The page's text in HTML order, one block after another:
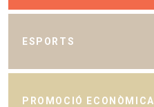
ESPORTS
PROMOCIÓ ECONÒMICA